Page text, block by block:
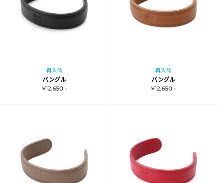
再入荷
バングル
¥12,650 -
再入荷
バングル
¥12,650 -